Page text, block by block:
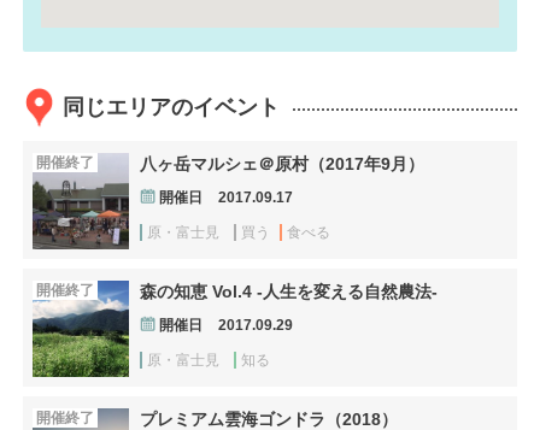
同じエリアのイベント
開催終了 八ヶ岳マルシェ＠原村（2017年9月）
開催日 2017.09.17
原・富士見 買う 食べる
開催終了 森の知恵 Vol.4 -人生を変える自然農法-
開催日 2017.09.29
原・富士見 知る
開催終了 プレミアム雲海ゴンドラ（2018）